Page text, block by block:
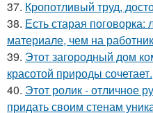
37. Кропотливый труд,
38. Есть старая
материале, чем на
39. Этот загородный дом
красотой природы сочетает.
40. Этот ролик - отличное
придать своим стенам